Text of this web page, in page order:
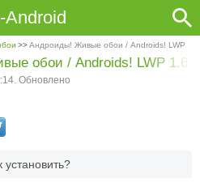
Android
>>Андроиды! Живые обои / Androids! LWP
установить?
обои / Androids! LWP 1.6
Обновлено